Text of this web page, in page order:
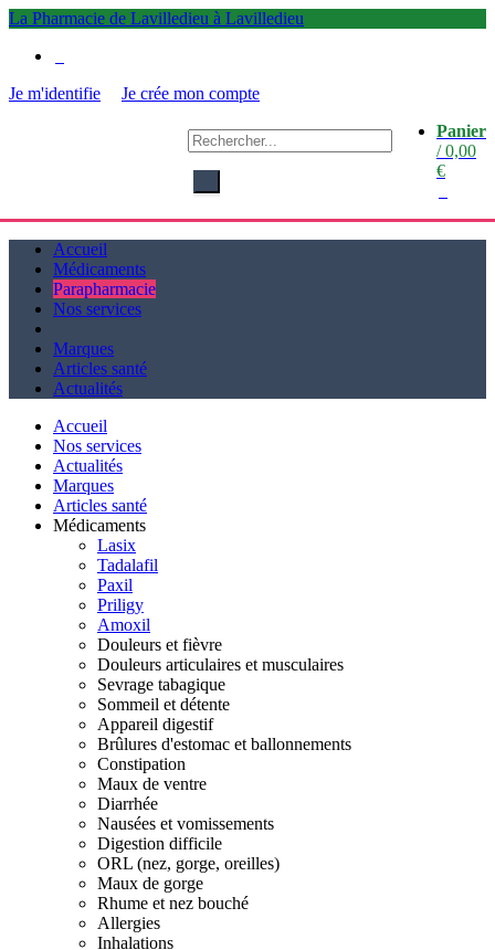
La Pharmacie de Lavilledieu à Lavilledieu
Je m'identifie
Je crée mon compte
Panier
/0,00
€
Accueil
Médicaments
Parapharmacie
Nos services
Marques
Articles santé
Actualités
Accueil
Nos services
Actualités
Marques
Articles santé
Médicaments
Lasix
Tadalafil
Paxil
Priligy
Amoxil
Douleurs et fièvre
Douleurs articulaires et musculaires
Sevrage tabagique
Sommeil et détente
Appareil digestif
Brûlures d'estomac et ballonnements
Constipation
Maux de ventre
Diarrhée
Nausées et vomissements
Digestion difficile
ORL (nez, gorge, oreilles)
Maux de gorge
Rhume et nez bouché
Allergies
Inhalations